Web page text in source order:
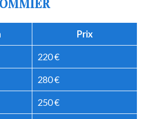
Prix
220 €
280 €
250 €